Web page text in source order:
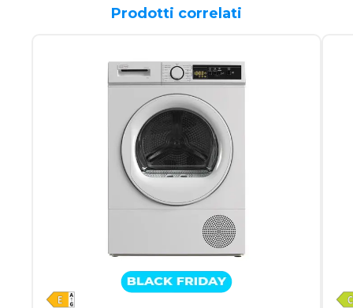
Prodotti correlati